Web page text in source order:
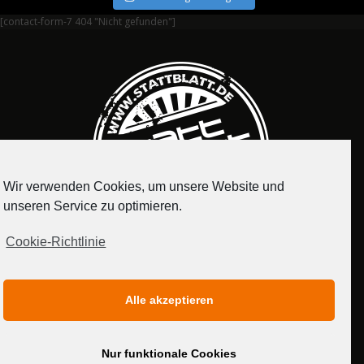
[contact-form-7 404 "Nicht gefunden"]
MEDIADATEN
Wir verwenden Cookies, um unsere Website und
unseren Service zu optimieren.
Cookie-Richtlinie
Alle akzeptieren
Nur funktionale Cookies